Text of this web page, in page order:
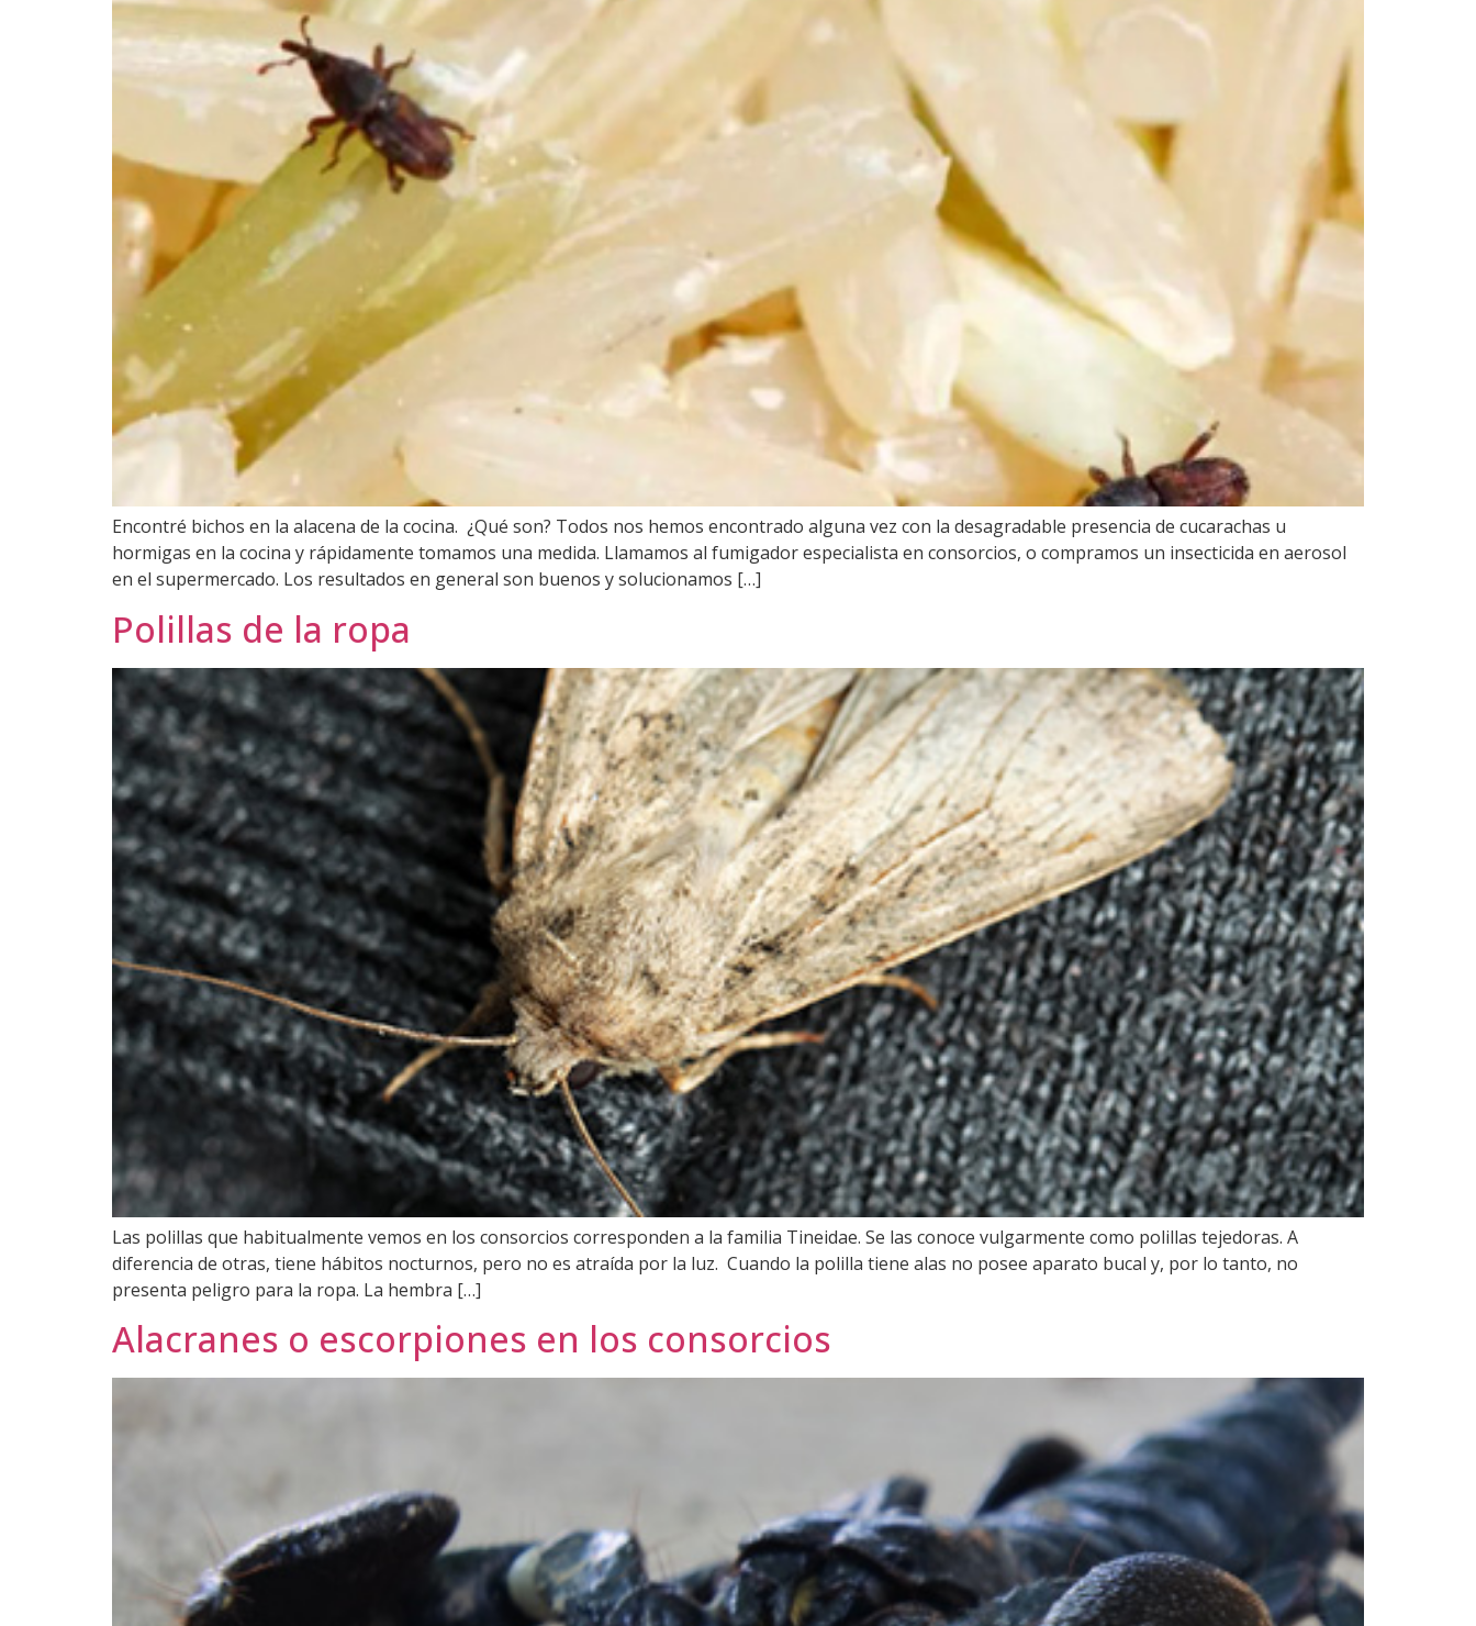
Encontré bichos en la alacena de la cocina. ¿Qué son? Todos nos hemos encontrado alguna vez con la desagradable presencia de cucarachas u
hormigas en la cocina y rápidamente tomamos una medida. Llamamos al fumigador especialista en consorcios, o compramos un insecticida en aerosol
en el supermercado. Los resultados en general son buenos y solucionamos […]
Polillas de la ropa
Las polillas que habitualmente vemos en los consorcios corresponden a la familia Tineidae. Se las conoce vulgarmente como polillas tejedoras. A
diferencia de otras, tiene hábitos nocturnos, pero no es atraída por la luz. Cuando la polilla tiene alas no posee aparato bucal y, por lo tanto, no
presenta peligro para la ropa. La hembra […]
Alacranes o escorpiones en los consorcios